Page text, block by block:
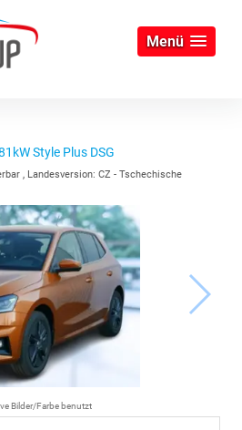
Menü
Style Plus DSG
, Landesversion: CZ - Tschechische
Bilder/Farbe benutzt